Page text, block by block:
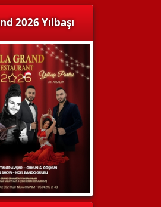
2026 Yılbaşı